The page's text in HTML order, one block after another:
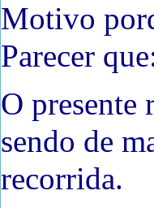
Motivo
Parecer
O presente
sendo de
recorrida.